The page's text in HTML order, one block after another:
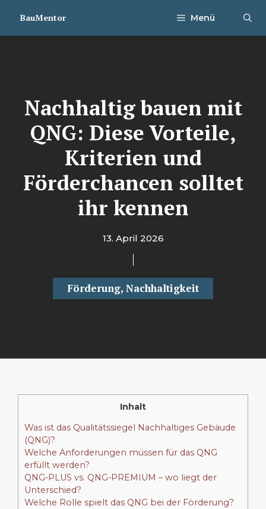
InhaltBauMentor Menü
Nachhaltig bauen mit
QNG: Diese Vorteile,
Kriterien und
Förderchancen solltet
ihr kennen
13. April 2026
Förderung, Nachhaltigkeit
Inhalt
Was ist das Qualitätssiegel Nachhaltiges Gebäude
(QNG)?
Welche Anforderungen müssen für das QNG
erfüllt werden?
QNG-PLUS vs. QNG-PREMIUM – wo liegt der
Unterschied?
Welche Rolle spielt das QNG bei der Förderung?